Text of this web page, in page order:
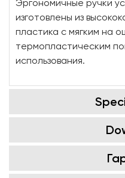
Эргономичные ручки
изготовлены из
пластика с мягким на
термопластическим
использования.